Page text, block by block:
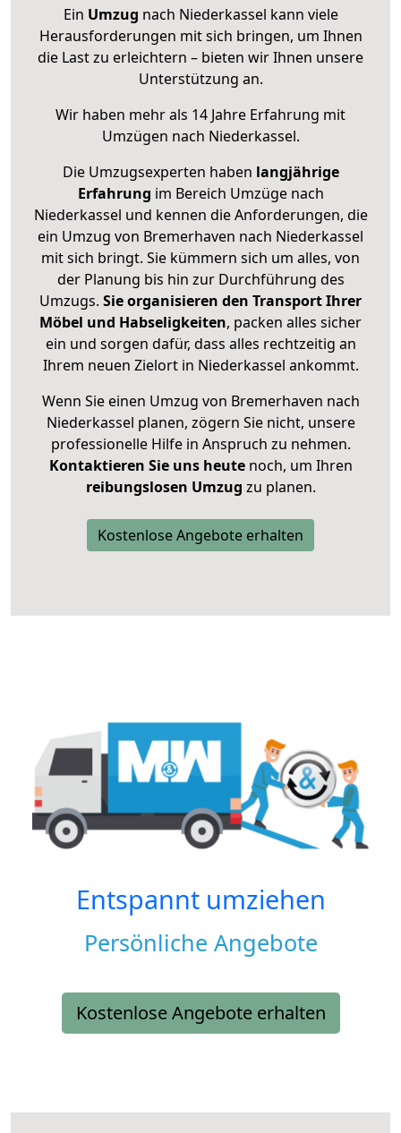
Ein Umzug nach Niederkassel kann viele
Herausforderungen mit sich bringen, um Ihnen
die Last zu erleichtern – bieten wir Ihnen unsere
Unterstützung an.
Wir haben mehr als 14 Jahre Erfahrung mit
Umzügen nach Niederkassel.
Die Umzugsexperten haben langjährige
Erfahrung im Bereich Umzüge nach
Niederkassel und kennen die Anforderungen, die
ein Umzug von Bremerhaven nach Niederkassel
mit sich bringt. Sie kümmern sich um alles, von
der Planung bis hin zur Durchführung des
Umzugs. Sie organisieren den Transport Ihrer
Möbel und Habseligkeiten, packen alles sicher
ein und sorgen dafür, dass alles rechtzeitig an
Ihrem neuen Zielort in Niederkassel ankommt.
Wenn Sie einen Umzug von Bremerhaven nach
Niederkassel planen, zögern Sie nicht, unsere
professionelle Hilfe in Anspruch zu nehmen.
Kontaktieren Sie uns heutenoch, um Ihren
reibungslosen Umzug zu planen.
Kostenlose Angebote erhalten
Entspannt umziehen
Persönliche Angebote
Kostenlose Angebote erhalten